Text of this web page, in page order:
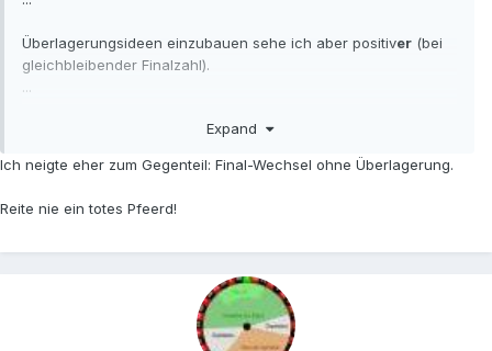
Überlagerungsideen einzubauen sehe ich aber positiver (bei
gleichbleibender Finalzahl).
...
Expand
Ich neigte eher zum Gegenteil: Final-Wechsel ohne Überlagerung.
Reite nie ein totes Pfeerd!